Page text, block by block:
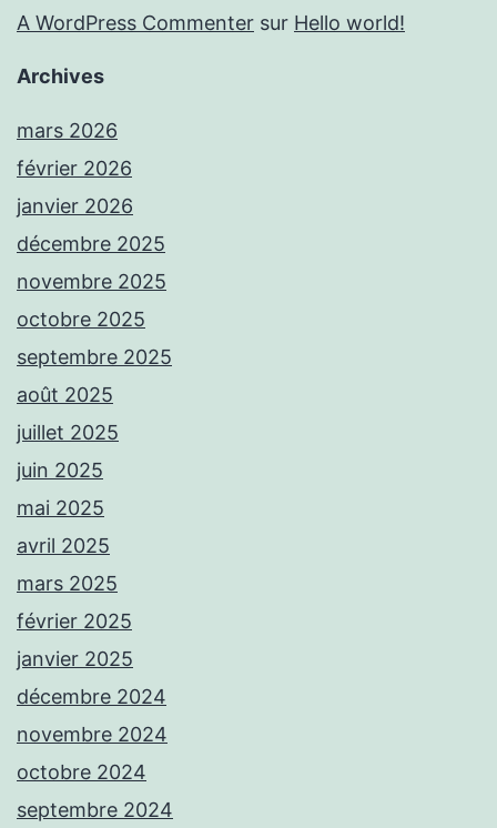
A WordPress Commenter sur Hello world!
Archives
mars 2026
février 2026
janvier 2026
décembre 2025
novembre 2025
octobre 2025
septembre 2025
août 2025
juillet 2025
juin 2025
mai 2025
avril 2025
mars 2025
février 2025
janvier 2025
décembre 2024
novembre 2024
octobre 2024
septembre 2024